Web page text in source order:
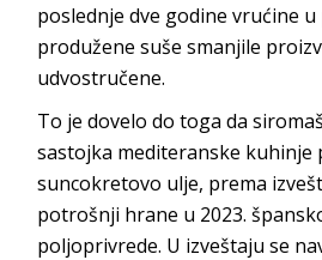
poslednje dve godine vrućine u
produžene suše smanjile
udvostručene.
To je dovelo do toga da
sastojka mediteranske kuhinje
suncokretovo ulje, prema
potrošnji hrane u 2023.
poljoprivrede. U izveštaju se